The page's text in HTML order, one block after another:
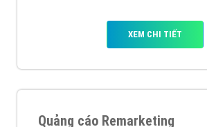
XEM CHI TIẾT
Quảng cáo Remarketing